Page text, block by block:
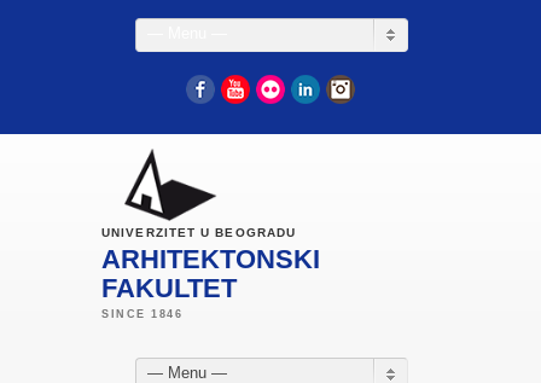
FacebookYouTube
Flickr LinkedIn
UNIVERZITET U BEOGRADU
ARHITEKTONSKI
FAKULTET
— Menu —